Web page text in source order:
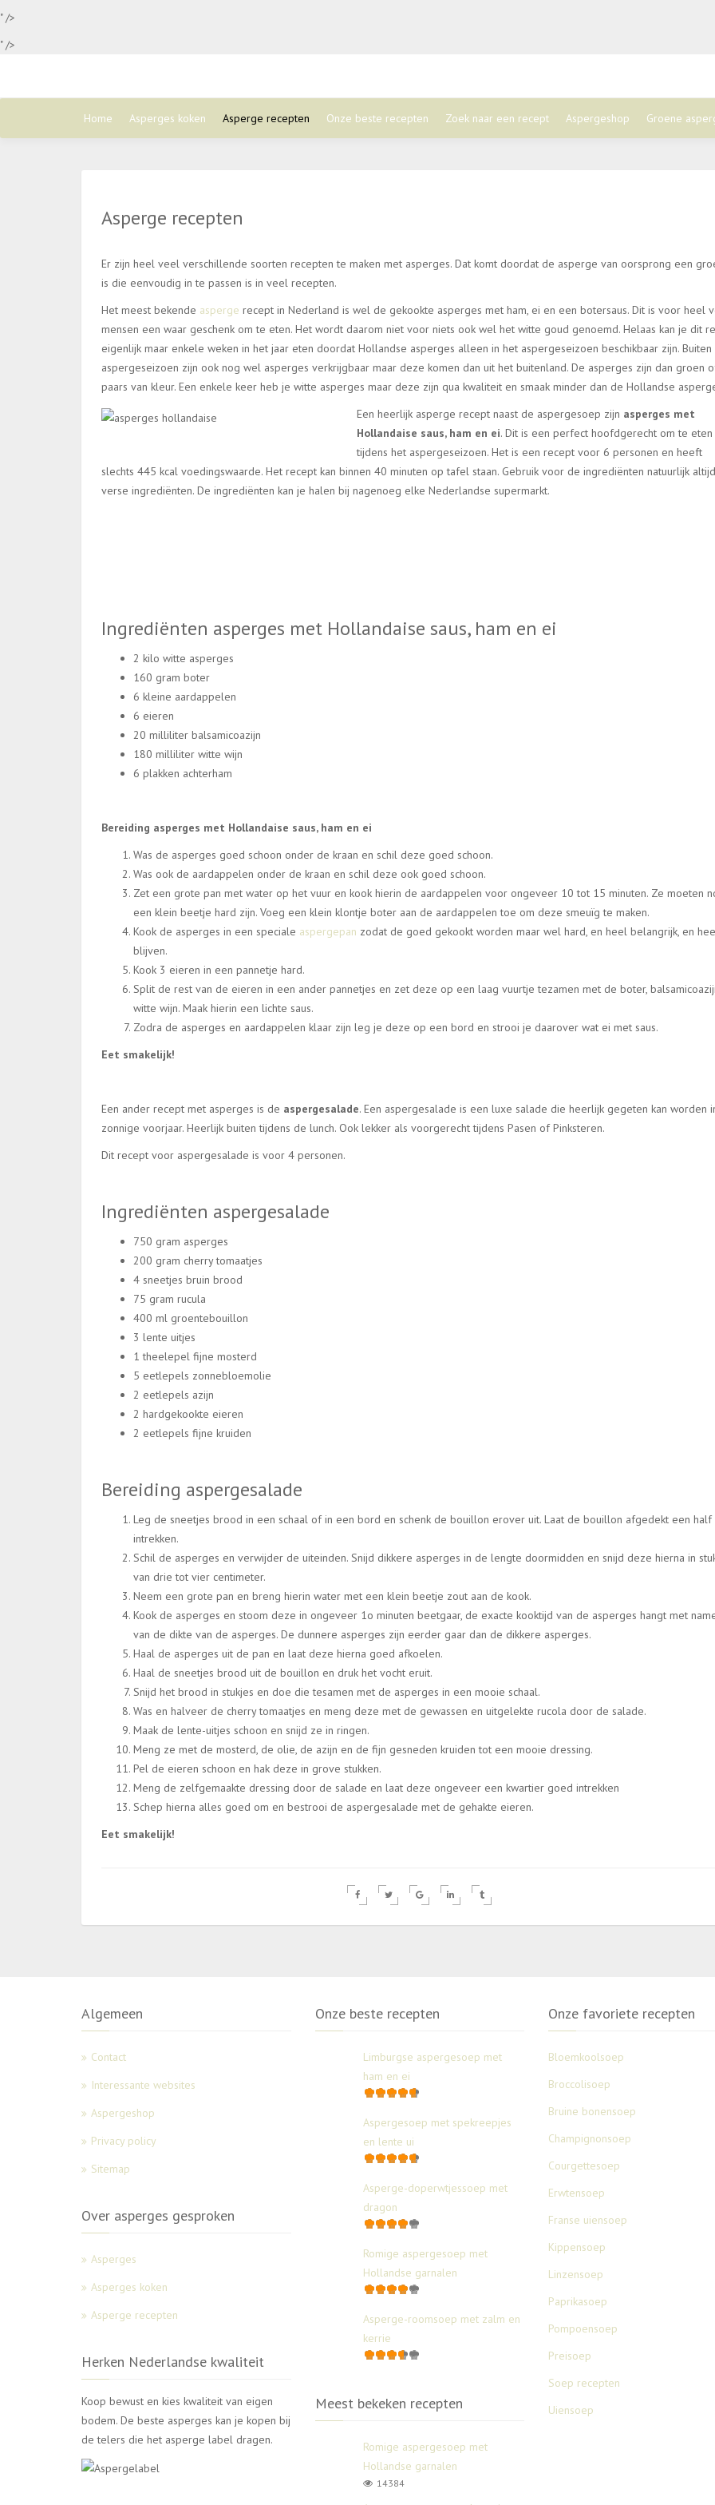
" />
" />
Home Asperges koken Asperge recepten Onze beste recepten Zoek naar een recept Aspergeshop Groene
Asperge recepten
Er zijn heel veel verschillende soorten recepten te maken met asperges. Dat komt doordat de asperge van oorsprong een
is die eenvoudig in te passen is in veel recepten.
Het meest bekende asperge recept in Nederland is wel de gekookte asperges met ham, ei en een botersaus. Dit is voor heel
mensen een waar geschenk om te eten. Het wordt daarom niet voor niets ook wel het witte goud genoemd. Helaas kan je dit
eigenlijk maar enkele weken in het jaar eten doordat Hollandse asperges alleen in het aspergeseizoen beschikbaar zijn. Buiten
aspergeseizoen zijn ook nog wel asperges verkrijgbaar maar deze komen dan uit het buitenland. De asperges zijn dan groen
paars van kleur. Een enkele keer heb je witte asperges maar deze zijn qua kwaliteit en smaak minder dan de Hollandse
Een heerlijk asperge recept naast de aspergesoep zijn asperges met
Hollandaise saus, ham en ei. Dit is een perfect hoofdgerecht om te eten
tijdens het aspergeseizoen. Het is een recept voor 6 personen en heeft
slechts 445 kcal voedingswaarde. Het recept kan binnen 40 minuten op tafel staan. Gebruik voor de ingrediënten natuurlijk altijd
verse ingrediënten. De ingrediënten kan je halen bij nagenoeg elke Nederlandse supermarkt.
Ingrediënten asperges met Hollandaise saus, ham en ei
2 kilo witte asperges
160 gram boter
6 kleine aardappelen
6 eieren
20 milliliter balsamicoazijn
180 milliliter witte wijn
6 plakken achterham
Bereiding asperges met Hollandaise saus, ham en ei
Was de asperges goed schoon onder de kraan en schil deze goed schoon.
Was ook de aardappelen onder de kraan en schil deze ook goed schoon.
Zet een grote pan met water op het vuur en kook hierin de aardappelen voor ongeveer 10 tot 15 minuten. Ze moeten
een klein beetje hard zijn. Voeg een klein klontje boter aan de aardappelen toe om deze smeuïg te maken.
Kook de asperges in een speciale aspergepan zodat de goed gekookt worden maar wel hard, en heel belangrijk, en
blijven.
Kook 3 eieren in een pannetje hard.
Split de rest van de eieren in een ander pannetjes en zet deze op een laag vuurtje tezamen met de boter,
witte wijn. Maak hierin een lichte saus.
Zodra de asperges en aardappelen klaar zijn leg je deze op een bord en strooi je daarover wat ei met saus.
Eet smakelijk!
Een ander recept met asperges is de aspergesalade. Een aspergesalade is een luxe salade die heerlijk gegeten kan worden
zonnige voorjaar. Heerlijk buiten tijdens de lunch. Ook lekker als voorgerecht tijdens Pasen of Pinksteren.
Dit recept voor aspergesalade is voor 4 personen.
Ingrediënten aspergesalade
750 gram asperges
200 gram cherry tomaatjes
4 sneetjes bruin brood
75 gram rucula
400 ml groentebouillon
3 lente uitjes
1 theelepel fijne mosterd
5 eetlepels zonnebloemolie
2 eetlepels azijn
2 hardgekookte eieren
2 eetlepels fijne kruiden
Bereiding aspergesalade
Leg de sneetjes brood in een schaal of in een bord en schenk de bouillon erover uit. Laat de bouillon afgedekt een half
intrekken.
Schil de asperges en verwijder de uiteinden. Snijd dikkere asperges in de lengte doormidden en snijd deze hierna in
van drie tot vier centimeter.
Neem een grote pan en breng hierin water met een klein beetje zout aan de kook.
Kook de asperges en stoom deze in ongeveer 1o minuten beetgaar, de exacte kooktijd van de asperges hangt met
van de dikte van de asperges. De dunnere asperges zijn eerder gaar dan de dikkere asperges.
Haal de asperges uit de pan en laat deze hierna goed afkoelen.
Haal de sneetjes brood uit de bouillon en druk het vocht eruit.
Snijd het brood in stukjes en doe die tesamen met de asperges in een mooie schaal.
Was en halveer de cherry tomaatjes en meng deze met de gewassen en uitgelekte rucola door de salade.
Maak de lente-uitjes schoon en snijd ze in ringen.
Meng ze met de mosterd, de olie, de azijn en de fijn gesneden kruiden tot een mooie dressing.
Pel de eieren schoon en hak deze in grove stukken.
Meng de zelfgemaakte dressing door de salade en laat deze ongeveer een kwartier goed intrekken
Schep hierna alles goed om en bestrooi de aspergesalade met de gehakte eieren.
Eet smakelijk!
Algemeen
Contact
Interessante websites
Aspergeshop
Privacy policy
Sitemap
Over asperges gesproken
Asperges
Asperges koken
Asperge recepten
Herken Nederlandse kwaliteit
Koop bewust en kies kwaliteit van eigen
bodem. De beste asperges kan je kopen bij
de telers die het asperge label dragen.
Onze beste recepten
Limburgse aspergesoep met
ham en ei
Aspergesoep met spekreepjes
en lente ui
Asperge-doperwtjessoep met
dragon
Romige aspergesoep met
Hollandse garnalen
Asperge-roomsoep met zalm en
kerrie
Meest bekeken recepten
Romige aspergesoep met
Hollandse garnalen
14384
Onze favoriete recepten
Bloemkoolsoep
Broccolisoep
Bruine bonensoep
Champignonsoep
Courgettesoep
Erwtensoep
Franse uiensoep
Kippensoep
Linzensoep
Paprikasoep
Pompoensoep
Preisoep
Soep recepten
Uiensoep